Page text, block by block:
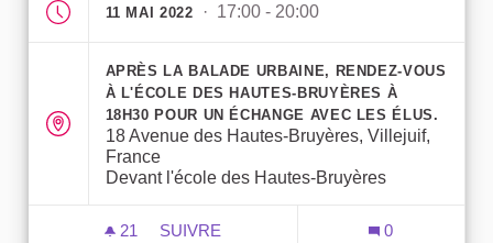
11 MAI 2022 · 17:00 - 20:00
APRÈS LA BALADE URBAINE, RENDEZ-VOUS
À L'ÉCOLE DES HAUTES-BRUYÈRES À
18H30 POUR UN ÉCHANGE AVEC LES ÉLUS.
18 Avenue des Hautes-Bruyères, Villejuif,
France
Devant l'école des Hautes-Bruyères
21 21 ABONNÉS
SUIVRE
0